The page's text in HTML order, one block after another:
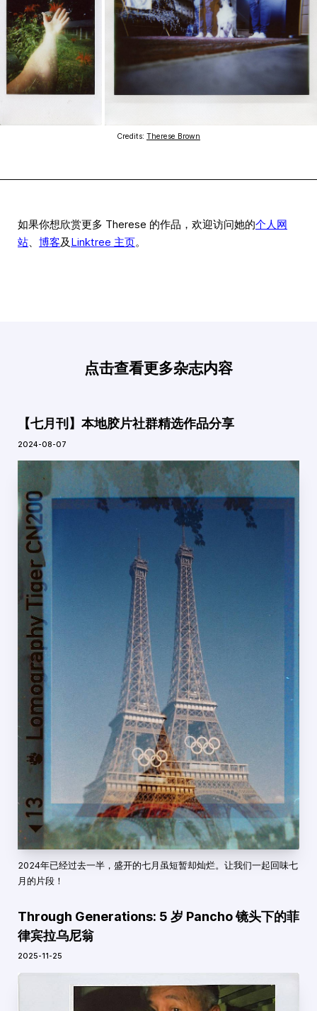
Credits: Therese Brown
如果你想欣赏更多 Therese 的作品，欢迎访问她的个人网
站、 博客及 Linktree 主页。
点击查看更多杂志内容
【七月刊】本地胶片社群精选作品分享
2024-08-07
2024年已经过去一半，盛开的七月虽短暂却灿烂。让我们一起回味七
月的片段！
Through Generations: 5 岁 Pancho 镜头下的菲
律宾拉乌尼翁
2025-11-25